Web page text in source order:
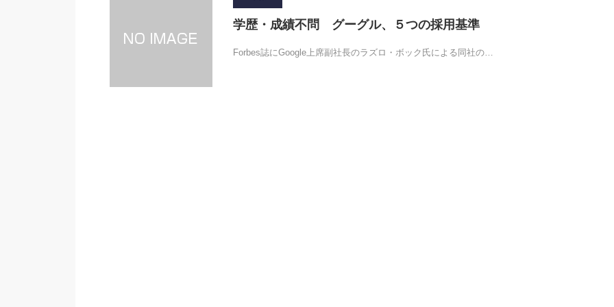
学歴・成績不問 グーグル、５つの採用基準
Forbes誌にGoogle上席副社長のラズロ・ボック氏による同社の…